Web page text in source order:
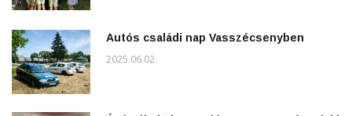
Autós családi nap Vasszécsenyben
2025.06.02.